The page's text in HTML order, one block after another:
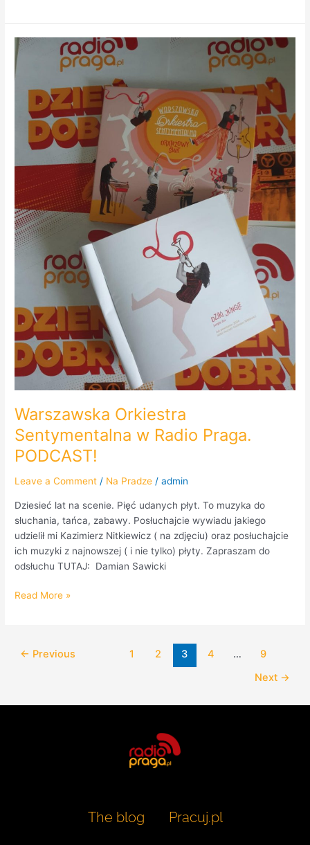
Warszawska Orkiestra
Sentymentalna w Radio Praga.
PODCAST!
Leave a Comment / Na Pradze /admin
Dziesieć lat na scenie. Pięć udanych płyt. To muzyka do
słuchania, tańca, zabawy. Posłuchajcie wywiadu jakiego
udzielił mi Kazimierz Nitkiewicz ( na zdjęciu) oraz posłuchajcie
ich muzyki z najnowszej ( i nie tylko) płyty. Zapraszam do
odsłuchu TUTAJ: Damian Sawicki
Warszawska
Orkiestra
Sentymentalna
Radio
Praga.
PODCAST!
Read More »
← Previous 1 2 3 4 …
9
Next →
The blog
Pracuj.pl